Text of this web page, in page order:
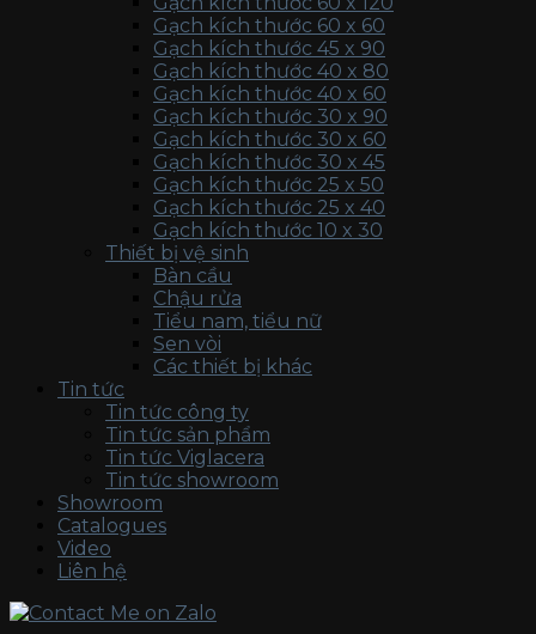
Gạch kích thước 60 x 60
Gạch kích thước 45 x 90
Gạch kích thước 40 x 80
Gạch kích thước 40 x 60
Gạch kích thước 30 x 90
Gạch kích thước 30 x 60
Gạch kích thước 30 x 45
Gạch kích thước 25 x 50
Gạch kích thước 25 x 40
Gạch kích thước 10 x 30
Thiết bị vệ sinh
Bàn cầu
Chậu rửa
Tiểu nam, tiểu nữ
Sen vòi
Các thiết bị khác
Tin tức
Tin tức công ty
Tin tức sản phẩm
Tin tức Viglacera
Tin tức showroom
Showroom
Catalogues
Video
Liên hệ